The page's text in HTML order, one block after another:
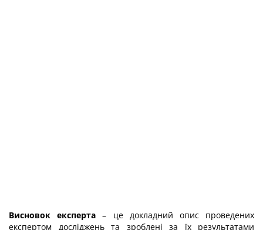
Висновок експерта – це докладний опис проведених
експертом досліджень та зроблені за їх результатами